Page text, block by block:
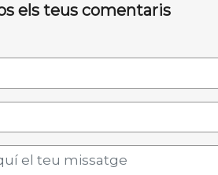
els teus comentaris